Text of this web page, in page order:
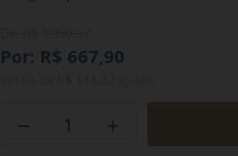
Por: R$ 667,90